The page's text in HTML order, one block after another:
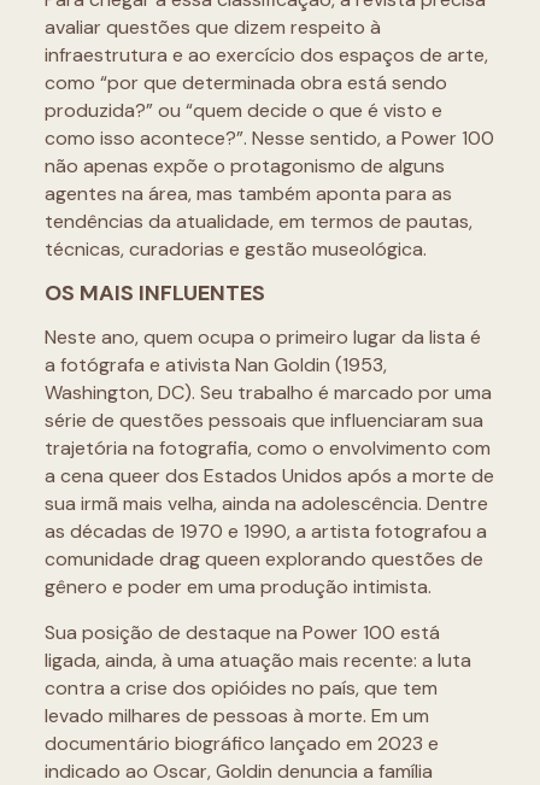
avaliar questões que dizem respeito à
infraestrutura e ao exercício dos espaços de arte,
como “por que determinada obra está sendo
produzida?” ou “quem decide o que é visto e
como isso acontece?”. Nesse sentido, a Power 100
não apenas expõe o protagonismo de alguns
agentes na área, mas também aponta para as
tendências da atualidade, em termos de pautas,
técnicas, curadorias e gestão museológica.
OS MAIS INFLUENTES
Neste ano, quem ocupa o primeiro lugar da lista é
a fotógrafa e ativista Nan Goldin (1953,
Washington, DC). Seu trabalho é marcado por uma
série de questões pessoais que influenciaram sua
trajetória na fotografia, como o envolvimento com
a cena queer dos Estados Unidos após a morte de
sua irmã mais velha, ainda na adolescência. Dentre
as décadas de 1970 e 1990, a artista fotografou a
comunidade drag queen explorando questões de
gênero e poder em uma produção intimista.
Sua posição de destaque na Power 100 está
ligada, ainda, à uma atuação mais recente: a luta
contra a crise dos opióides no país, que tem
levado milhares de pessoas à morte. Em um
documentário biográfico lançado em 2023 e
indicado ao Oscar, Goldin denuncia a família